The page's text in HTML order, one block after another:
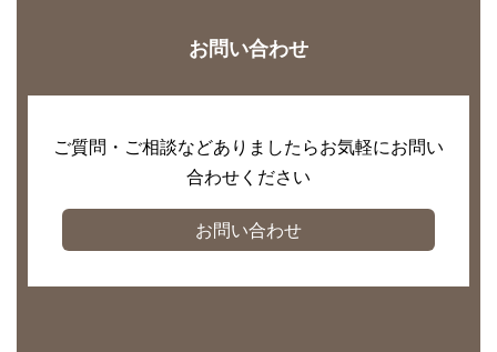
お問い合わせ
ご質問・ご相談などありましたらお気軽にお問い
合わせください
お問い合わせ